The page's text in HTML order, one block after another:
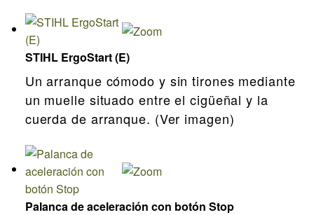
STIHL ErgoStart (E)
Un arranque cómodo y sin tirones mediante
un muelle situado entre el cigüeñal y la
cuerda de arranque. (Ver imagen)
Palanca de aceleración con botón Stop